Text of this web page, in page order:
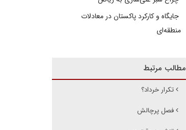
جایگاه و کارکرد پاکستان در معادلات
منطقه‌ای
مطالب مرتبط
تکرار خرداد؟
فصل پرچالش